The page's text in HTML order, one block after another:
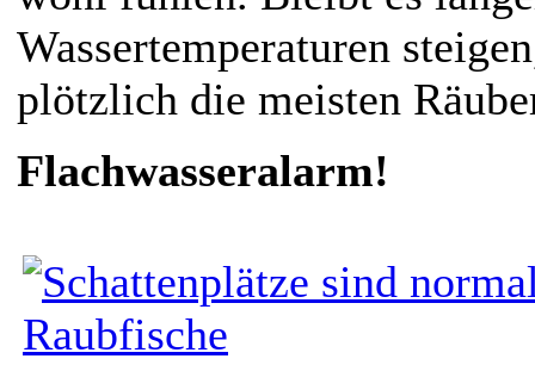
Wassertemperaturen
plötzlich die meisten
Flachwasseralarm!